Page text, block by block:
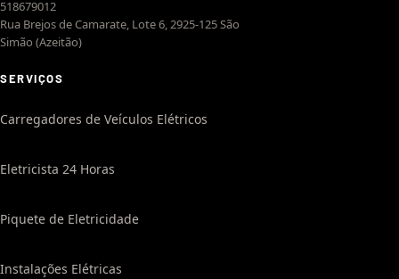
518679012
Rua Brejos de Camarate, Lote 6, 2925-125 São
Simão (Azeitão)
SERVIÇOS
Carregadores de Veículos Elétricos
Eletricista 24 Horas
Piquete de Eletricidade
Instalações Elétricas